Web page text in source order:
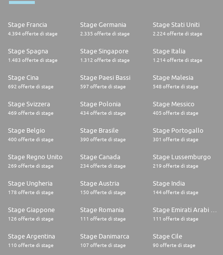
Stage Francia
4.394 offerte di stage
Stage Germania
2.335 offerte di stage
Stage Stati Uniti
2.224 offerte di stage
Stage Spagna
1.483 offerte di stage
Stage Singapore
1.312 offerte di stage
Stage Italia
1.214 offerte di stage
Stage Cina
692 offerte di stage
Stage Paesi Bassi
597 offerte di stage
Stage Malesia
548 offerte di stage
Stage Svizzera
469 offerte di stage
Stage Polonia
434 offerte di stage
Stage Messico
405 offerte di stage
Stage Belgio
400 offerte di stage
Stage Brasile
390 offerte di stage
Stage Portogallo
301 offerte di stage
Stage Regno Unito
269 offerte di stage
Stage Canada
234 offerte di stage
Stage Lussemburgo
219 offerte di stage
Stage Ungheria
178 offerte di stage
Stage Austria
150 offerte di stage
Stage India
144 offerte di stage
Stage Giappone
126 offerte di stage
Stage Romania
111 offerte di stage 111 offerte di stage
Stage Argentina
110 offerte di stage
Stage Danimarca
107 offerte di stage
Stage Cile
90 offerte di stage